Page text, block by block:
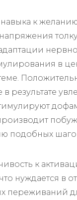
к
в
результате
подобных
к
нуждается в
переживаний